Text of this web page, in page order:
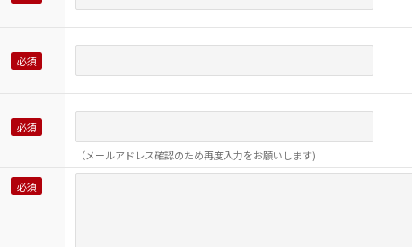
（メールアドレス確認のため再度入力をお願いします)